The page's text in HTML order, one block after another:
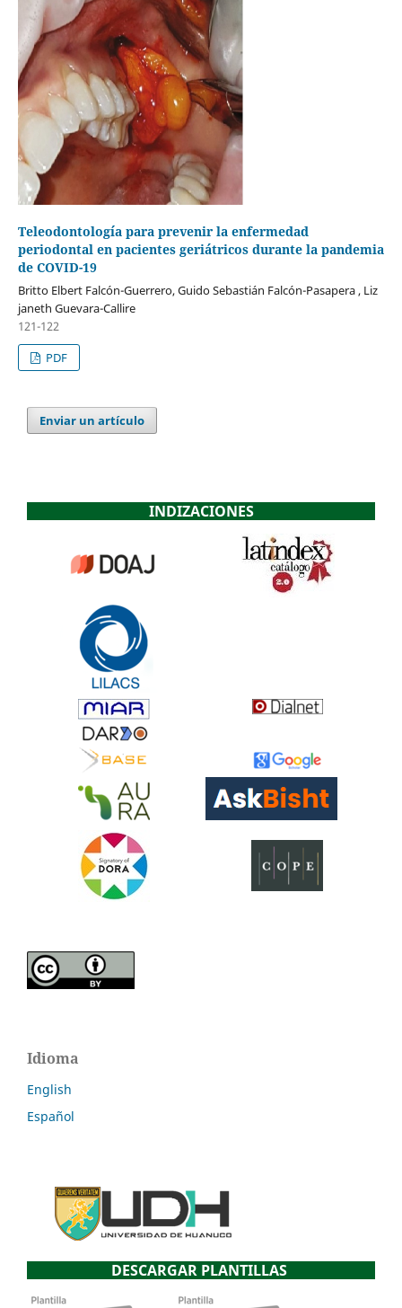
Teleodontología para prevenir la enfermedad
periodontal en pacientes geriátricos durante la pandemia
de COVID-19
Britto Elbert Falcón-Guerrero, Guido Sebastián Falcón-Pasapera , Liz
janeth Guevara-Callire
121-122
PDF
Enviar un artículo
INDIZACIONES
Idioma
English
Español
DESCARGAR PLANTILLAS